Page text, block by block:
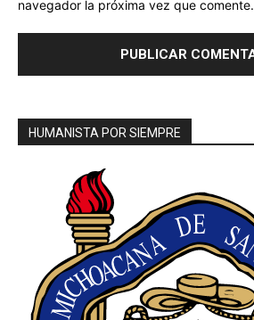
navegador la próxima vez que comente.
HUMANISTA POR SIEMPRE